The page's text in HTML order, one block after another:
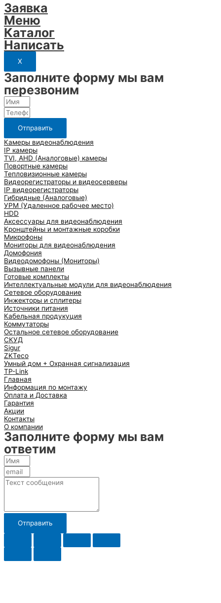
Заявка
Меню
Каталог
Написать
X
Заполните форму мы вам
перезвоним
Отправить
Камеры видеонаблюдения
IP камеры
TVI, AHD (Аналоговые) камеры
Повортные камеры
Тепловизионные камеры
Видеорегистраторы и видеосерверы
IP видеорегистраторы
Гибридные (Аналоговые)
УРМ (Удаленное рабочее место)
HDD
Аксессуары для видеонаблюдения
Кронштейны и монтажные коробки
Микрофоны
Мониторы для видеонаблюдения
Домофония
Видеодомофоны (Мониторы)
Вызывные панели
Готовые комплекты
Интеллектуальные модули для видеонаблюдения
Сетевое оборудование
Инжекторы и сплитеры
Источники питания
Кабельная продукуция
Коммутаторы
Остальное сетевое оборудование
СКУД
Sigur
ZKTeco
Умный дом + Охранная сигнализация
TP-Link
Главная
Информация по монтажу
Оплата и Доставка
Гарантия
Акции
Контакты
О компании
Заполните форму мы вам
ответим
Отправить